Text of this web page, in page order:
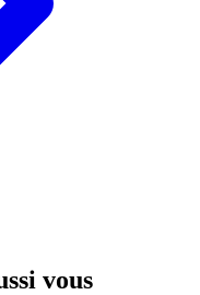
vous